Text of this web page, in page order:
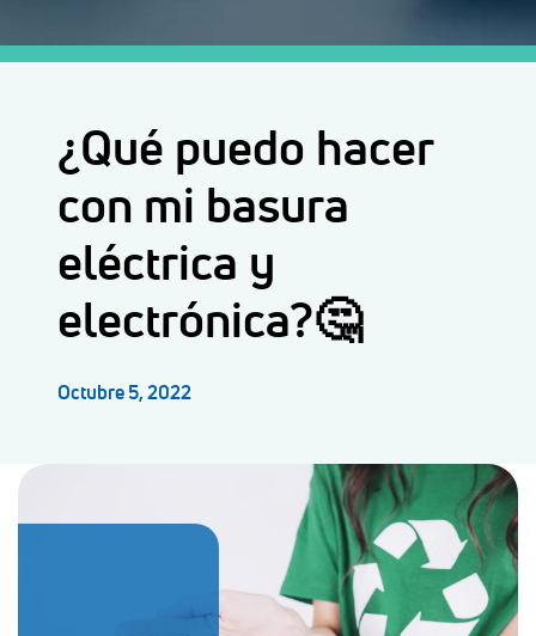
¿Qué puedo hacer
con mi basura
eléctrica y
electrónica?🤔
Octubre 5, 2022